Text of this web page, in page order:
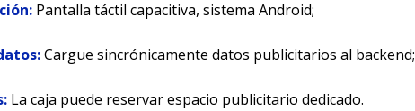
Pantalla táctil capacitiva, sistema Android;
Cargue sincrónicamente datos publicitarios al backend;
La caja puede reservar espacio publicitario dedicado.